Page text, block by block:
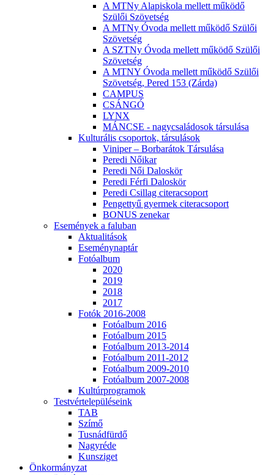
A MTNy Alapiskola mellett működő
Szülői Szövetség
A MTNy Óvoda mellett működő Szülői
Szövetség
A SZTNy Óvoda mellett működő Szülői
Szövetség
A MTNY Óvoda mellett működő Szülői
Szövetség, Pered 153 (Zárda)
CAMPUS
CSÁNGÓ
LYNX
MÁNCSE - nagycsaládosok társulása
Kulturális csoportok, társulások
Viniper – Borbarátok Társulása
Peredi Nőikar
Peredi Női Daloskör
Peredi Férfi Daloskör
Peredi Csillag citeracsoport
Pengettyű gyermek citeracsoport
BONUS zenekar
Események a faluban
Aktualitások
Eseménynaptár
Fotóalbum
2020
2019
2018
2017
Fotók 2016-2008
Fotóalbum 2016
Fotóalbum 2015
Fotóalbum 2013-2014
Fotóalbum 2011-2012
Fotóalbum 2009-2010
Fotóalbum 2007-2008
Kultúrprogramok
Testvértelepüléseink
TAB
Szímő
Tusnádfürdő
Nagyréde
Kunsziget
Önkormányzat